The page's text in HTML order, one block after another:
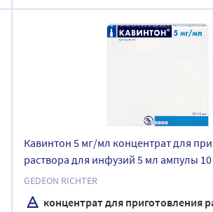
Кавинтон 5 мг/мл концентрат для
раствора для инфузий 5 мл ампулы
GEDEON RICHTER
концентрат для приготовления